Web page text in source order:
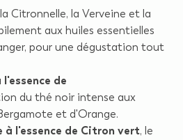
Citronnelle, la Verveine et la
aux huiles essentielles
pour une dégustation tout
de
du thé noir intense aux
et d'Orange.
à l'essence de Citron vert, le